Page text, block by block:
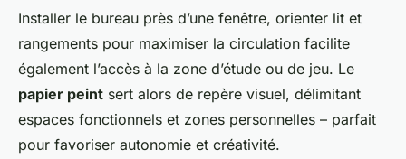
Installer le bureau près d’une fenêtre, orienter lit et
rangements pour maximiser la circulation facilite
également l’accès à la zone d’étude ou de jeu. Le
papier peint sert alors de repère visuel, délimitant
espaces fonctionnels et zones personnelles – parfait
pour favoriser autonomie et créativité.